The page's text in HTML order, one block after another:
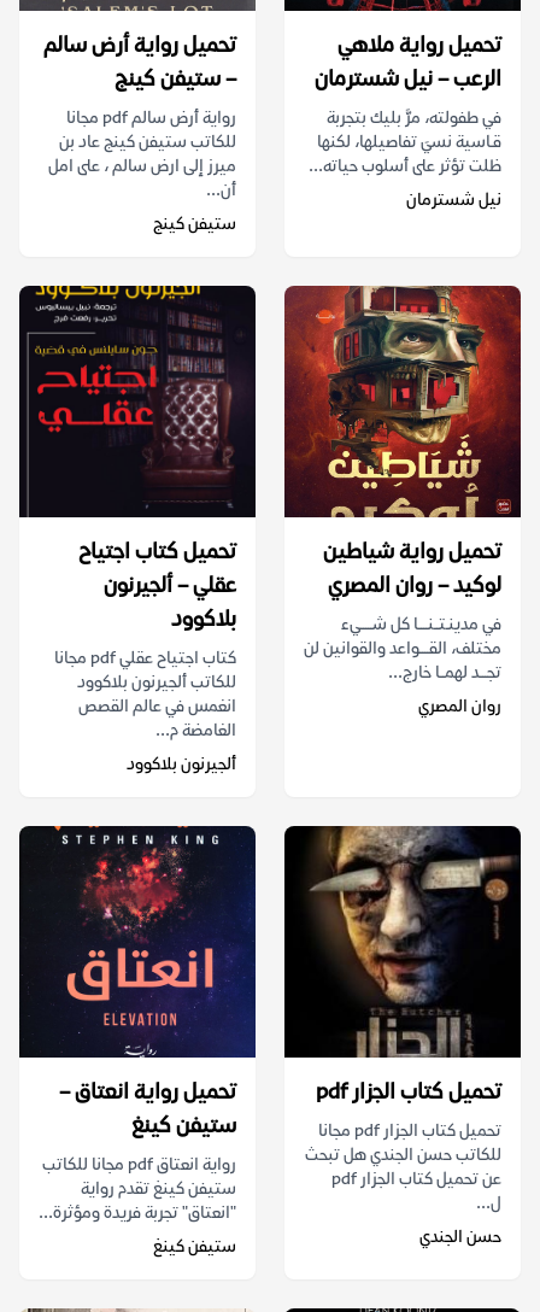
تحميل رواية ملاهي
الرعب – نيل شسترمان
في طفولته، مرَّ بليك بتجربة
قـاسية نسيَ تفاصيلها، لكنها
ظلت تؤثر على أسلوب حياته...
نيل شسترمان
تحميل رواية أرض سالم
– ستيفن كينج
رواية أرض سالم pdf مجانا
للكاتب ستيفن كينج عاد بن
ميرز إلى ارض سالم ، على امل
أن...
ستيفن كينج
تحميل رواية شياطين
لوكيد – روان المصري
في مدينـتــنــــا كل شـــــيء
مختلف، القــــواعد والقوانين لن
تجـــد لهمــا خارج...
روان المصري
تحميل كتاب اجتياح
عقلي – ألجيرنون
بلاكوود
كتاب اجتياح عقلي pdf مجانا
للكاتب ألجيرنون بلاكوود
انغمس في عالم القصص
الغامضة م...
ألجيرنون بلاكوود
تحميل كتاب الجزار pdf
تحميل كتاب الجزار pdf مجانا
للكاتب حسن الجندي هل تبحث
عن تحميل كتاب الجزار pdf
ل...
حسن الجندي
تحميل ‫رواية انعتاق‬ –
ستيفن كينغ
رواية انعتاق pdf مجانا للكاتب
ستيفن كينغ تقدم رواية
"انعتاق" تجربة فريدة ومؤثرة...
ستيفن كينغ